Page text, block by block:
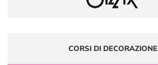
CORSI DI DECORAZIONE